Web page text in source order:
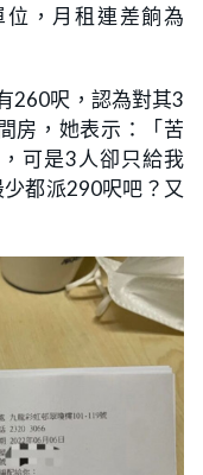
，月租連差餉為
260呎，認為對其3
房，她表示：「苦
可是3人卻只給我
都派290呎吧？又